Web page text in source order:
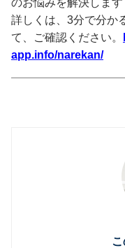
詳しくは、3分で分か
て、ご確認ください。
app.info/narekan/